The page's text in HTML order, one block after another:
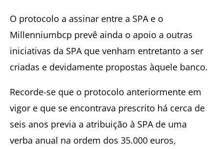
O protocolo a assinar entre a SPA e o
Millenniumbcp prevê ainda o apoio a outras
iniciativas da SPA que venham entretanto a ser
criadas e devidamente propostas àquele banco.
Recorde-se que o protocolo anteriormente em
vigor e que se encontrava prescrito há cerca de
seis anos previa a atribuição à SPA de uma
verba anual na ordem dos 35.000 euros,